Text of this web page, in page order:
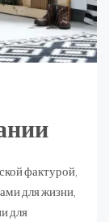
фактурой,
для жизни,
для